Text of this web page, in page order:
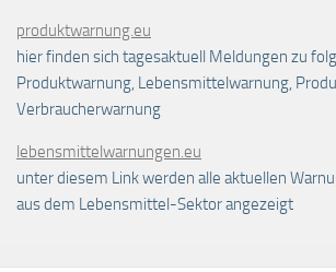
produktwarnung.eu
hier finden sich tagesaktuell Meldungen zu
Produktwarnung, Lebensmittelwarnung,
Verbraucherwarnung
lebensmittelwarnungen.eu
unter diesem Link werden alle aktuellen
aus dem Lebensmittel-Sektor angezeigt